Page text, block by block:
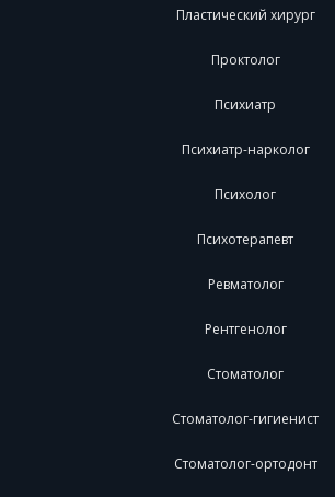
Пластический хирург
Проктолог
Психиатр
Психиатр-нарколог
Психолог
Психотерапевт
Ревматолог
Рентгенолог
Стоматолог
Стоматолог-гигиенист
Стоматолог-ортодонт